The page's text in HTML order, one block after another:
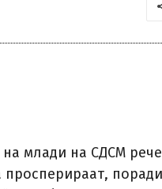
на млади на СДСМ рече
поради